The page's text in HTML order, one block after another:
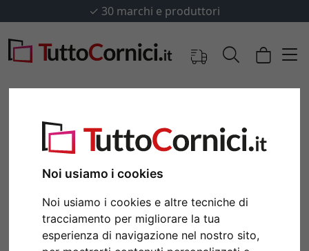
Noi usiamo i cookies
Noi usiamo i cookies e altre tecniche di
tracciamento per migliorare la tua
esperienza di navigazione nel nostro sito,
✓ 30 marchi e produttori